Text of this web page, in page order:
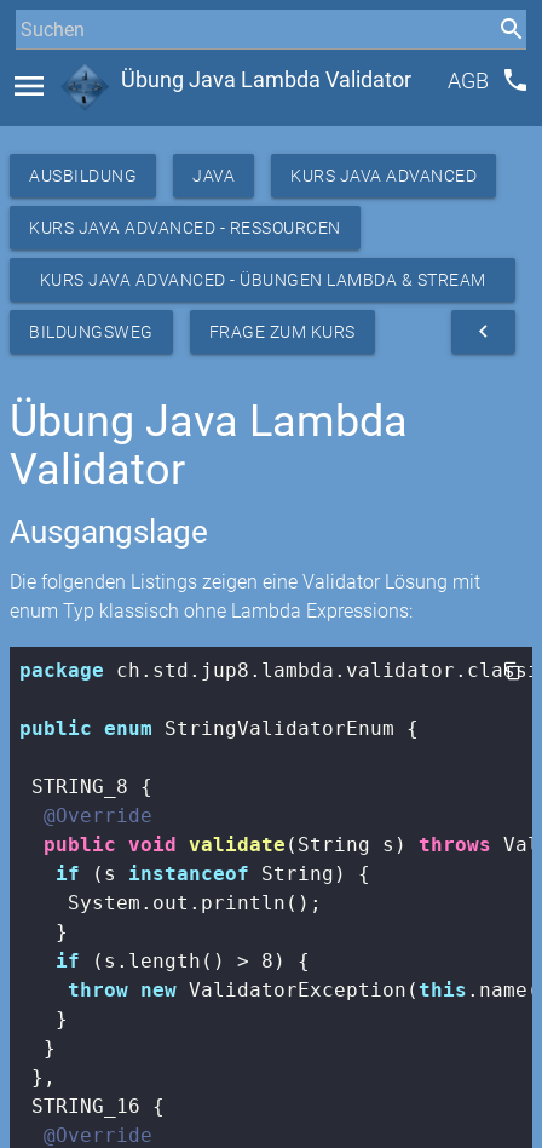
menu Übung Java Lambda Validator AGB phone
AUSBILDUNG JAVA KURS JAVA ADVANCED
KURS JAVA ADVANCED - RESSOURCEN
KURS JAVA ADVANCED - ÜBUNGEN LAMBDA & STREAM
API
BILDUNGSWEG FRAGE ZUM KURS navigate_before
Übung Java Lambda
Validator
Ausgangslage
Die folgenden Listings zeigen eine Validator Lösung mit
enum Typ klassisch ohne Lambda Expressions:
package
public enum StringValidatorEnum {
STRING_8 {
@Override
public void validate (String s) throws
if (s instanceof String) {
    System.out.println();
   }
if (s.length() > 8 ) {
throw new ValidatorException(this
   }
  }
},
STRING_16 {
@Override